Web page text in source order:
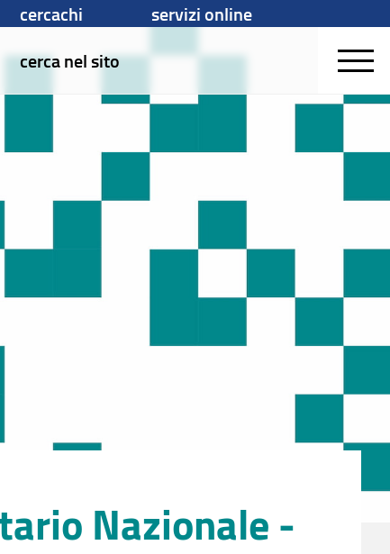
cercachi
servizi online
cerca nel sito
Nazionale -